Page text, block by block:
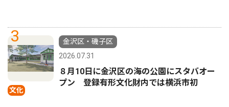
3
文化
金沢区・磯子区
2026.07.31
８月10日に金沢区の海の公園にスタバオー
プン 登録有形文化財内では横浜市初